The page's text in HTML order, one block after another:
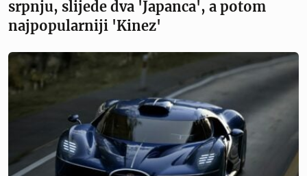
srpnju, slijede dva 'Japanca', a potom
najpopularniji 'Kinez'